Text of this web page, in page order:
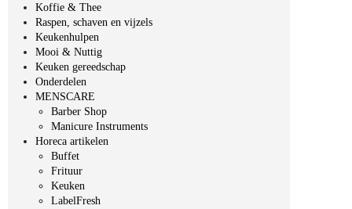
Koffie & Thee
Raspen, schaven en vijzels
Keukenhulpen
Mooi & Nuttig
Keuken gereedschap
Onderdelen
MENSCARE
Barber Shop
Manicure Instruments
Horeca artikelen
Buffet
Frituur
Keuken
LabelFresh